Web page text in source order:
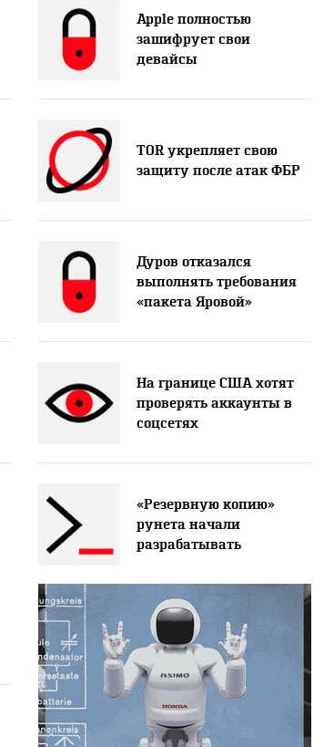
Apple полностью
зашифрует свои
девайсы
TOR укрепляет свою
защиту после атак ФБР
Дуров отказался
выполнять требования
«пакета Яровой»
На границе США хотят
проверять аккаунты в
соцсетях
«Резервную копию»
рунета начали
разрабатывать